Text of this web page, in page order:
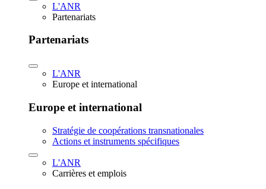
L'ANR
Partenariats
Partenariats
L'ANR
Europe et international
Europe et international
Stratégie de coopérations transnationales
Actions et instruments spécifiques
L'ANR
Carrières et emplois